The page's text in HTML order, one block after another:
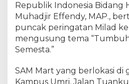
k
f
,
M
a
Republik Indonesia Bidang
Muhadjir Effendy, MAP.,
puncak peringatan Milad
mengusung tema
Semesta.”
SAM Mart yang berlokasi di
Kampus Umri, Jalan